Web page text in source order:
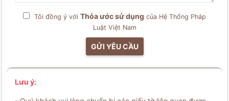
Tôi đồng ý với Thỏa ước sử dụng của Hệ Thống Pháp
Luật Việt Nam
GỬI YÊU CẦU
Lưu ý: